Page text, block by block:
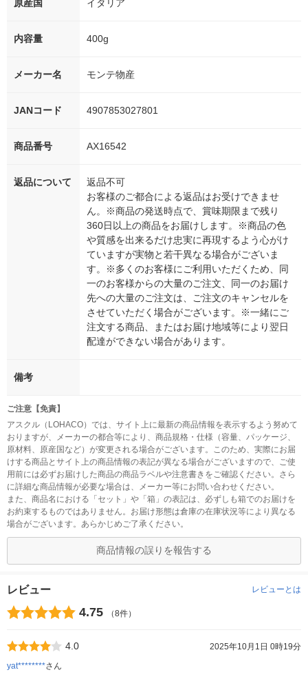
原産国 イタリア
内容量 400g
メーカー名 モンテ物産
JANコード 4907853027801
商品番号 AX16542
返品について
返品不可
お客様のご都合による返品はお受けできませ
ん。※商品の発送時点で、賞味期限まで残り
360日以上の商品をお届けします。※商品の色
や質感を出来るだけ忠実に再現するよう心がけ
ていますが実物と若干異なる場合がございま
す。※多くのお客様にご利用いただくため、同
一のお客様からの大量のご注文、同一のお届け
先への大量のご注文は、ご注文のキャンセルを
させていただく場合がございます。※一緒にご
注文する商品、またはお届け地域等により翌日
配達ができない場合があります。
備考
ご注意【免責】
アスクル（LOHACO）では、サイト上に最新の商品情報を表示するよう努めて
おりますが、メーカーの都合等により、商品規格・仕様（容量、パッケージ、
原材料、原産国など）が変更される場合がございます。このため、実際にお届
けする商品とサイト上の商品情報の表記が異なる場合がございますので、ご使
用前には必ずお届けした商品の商品ラベルや注意書きをご確認ください。さら
に詳細な商品情報が必要な場合は、メーカー等にお問い合わせください。
また、商品名における「セット」や「箱」の表記は、必ずしも箱でのお届けを
お約束するものではありません。お届け形態は倉庫の在庫状況等により異なる
場合がございます。あらかじめご了承ください。
商品情報の誤りを報告する
レビュー レビューとは
4.75 （8件）
4.0
2025年10月1日 0時19分
yat********さん